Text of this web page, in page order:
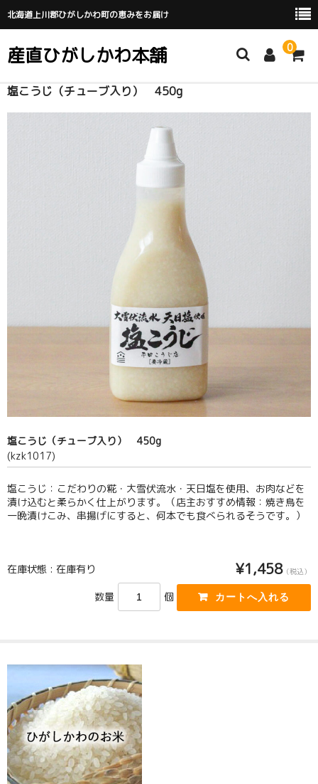
北海道上川郡ひがしかわ町の恵みをお届け
産直ひがしかわ本舗 0
塩こうじ（チューブ入り） 450g
塩こうじ（チューブ入り） 450g
(kzk1017)
塩こうじ：こだわりの糀・大雪伏流水・天日塩を使用、お肉などを
漬け込むと柔らかく仕上がります。（店主おすすめ情報：焼き鳥を
一晩漬けこみ、串揚げにすると、何本でも食べられるそうです。）
在庫状態 : 在庫有り ¥1,458（税込）
数量 個